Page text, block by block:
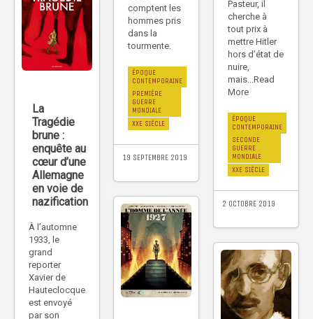
Pasteur, il
cherche à
tout prix à
mettre Hitler
hors d’état de
nuire,
mais...Read
More
ÉPOQUE
CONTEMPORAINE
SECONDE
GUERRE
MONDIALE
XXE SIÈCLE
2 OCTOBRE 2019
comptent les
hommes pris
dans la
tourmente.
ÉPOQUE
CONTEMPORAINE
PREMIÈRE
GUERRE
MONDIALE
XXE SIÈCLE
19 SEPTEMBRE 2019
La
Tragédie
brune :
enquête au
cœur d’une
Allemagne
en voie de
nazification
À l’automne
1933, le
grand
reporter
Xavier de
Hauteclocque
est envoyé
par son